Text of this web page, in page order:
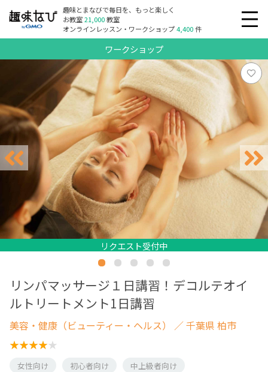
趣味とまなびで毎日を、もっと楽しく
お教室21,000教室
オンラインレッスン・ワークショップ4,400件
ワークショップ
リクエスト受付中
リクエスト受付中
リクエスト受付中
リクエスト受付中
リクエスト受付中
リクエスト受付中
リンパマッサージ１日講習！デコルテオイ
ルトリートメント1日講習
美容・健康（ビューティー・ヘルス） ／ 千葉県 柏市
女性向け 初心者向け 中上級者向け